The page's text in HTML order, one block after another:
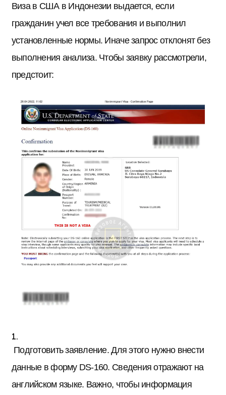
Виза в США в Индонезии выдается, если
гражданин учел все требования и выполнил
установленные нормы. Иначе запрос отклонят без
выполнения анализа. Чтобы заявку рассмотрели,
предстоит:
Подготовить заявление. Для этого нужно внести
данные в форму DS-160. Сведения отражают на
английском языке. Важно, чтобы информация